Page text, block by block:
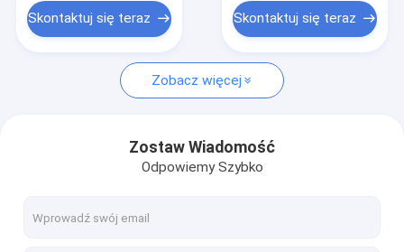
Sprawy
Silnik elektryczny BLDC
Bezszczotkowy silnik prądu stałego
Silnik PMDC
Skontaktuj się teraz Skontaktuj się teraz
Zobacz więcej
Zostaw Wiadomość
Odpowiemy Szybko